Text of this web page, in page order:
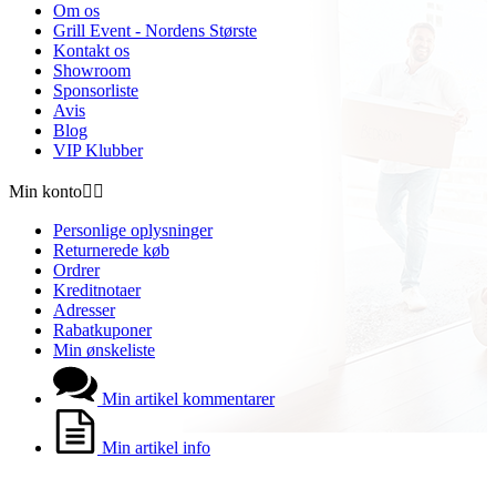
Om os
Grill Event - Nordens Største
Kontakt os
Showroom
Sponsorliste
Avis
Blog
VIP Klubber
Min konto 
Personlige oplysninger
Returnerede køb
Ordrer
Kreditnotaer
Adresser
Rabatkuponer
Min ønskeliste
Min artikel kommentarer
Min artikel info